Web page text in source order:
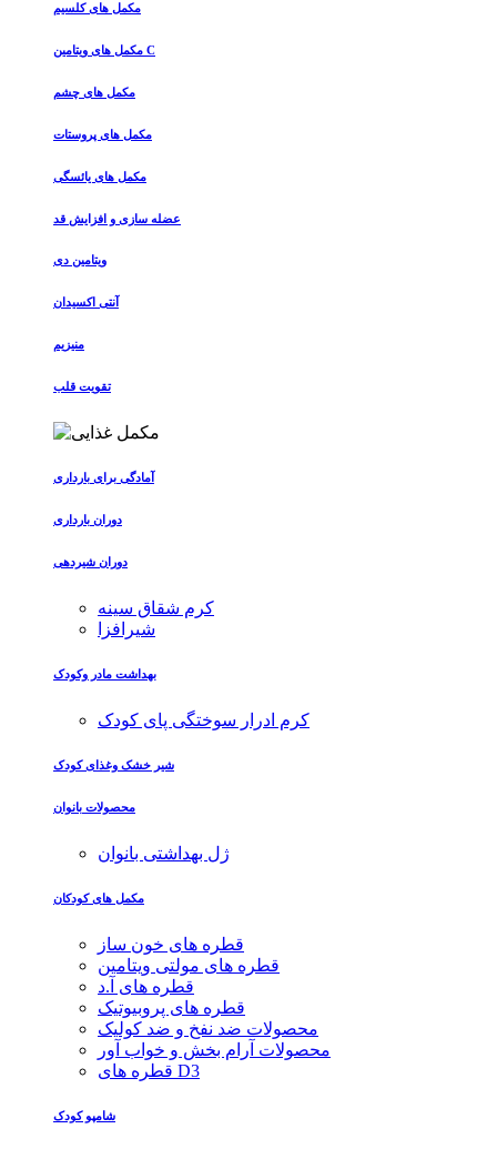
مکمل های کلسیم
مکمل های ویتامین C
مکمل های چشم
مکمل های پروستات
مکمل های یائسگی
عضله سازی و افزایش قد
ویتامین دی
آنتی اکسیدان
منیزیم
تقویت قلب
آمادگی برای بارداری
دوران بارداری
دوران شیردهی
کرم شقاق سینه
شیرافزا
بهداشت مادر وکودک
کرم ادرار سوختگی پای کودک
شیر خشک وغذای کودک
محصولات بانوان
ژل بهداشتی بانوان
مکمل های کودکان
قطره های خون ساز
قطره های مولتی ویتامین
قطره های آ.د
قطره های پروبیوتیک
محصولات ضد نفخ و ضد کولیک
محصولات آرام بخش و خواب آور
قطره های D3
شامپو کودک